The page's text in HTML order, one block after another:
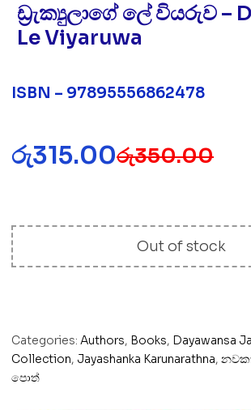
ඩ්‍රැක්‍යුලාගේ ලේ වියරුව –
Le Viyaruwa
ISBN – 97895556862478
රු350.00
රු315.00
Out of stock
Categories: Authors, Books, Dayawansa
Collection, Jayashanka Karunarathna,
පොත්